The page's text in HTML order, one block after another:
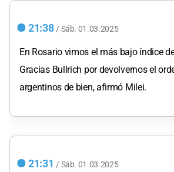
21:38 / Sáb. 01.03.2025
En Rosario vimos el más bajo índice
Gracias Bullrich por devolvernos el
argentinos de bien, afirmó Milei.
21:31 / Sáb. 01.03.2025